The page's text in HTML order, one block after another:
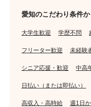
愛知のこだわり条件
大学生歓迎 学歴不問
フリーター歓迎 未経験
シニア応援・歓迎 中高
日払い（または即払い）
高収入・高時給 週1日